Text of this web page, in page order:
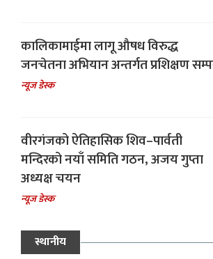
कालिकामाईमा लागू औषध विरुद्ध
जनचेतना अभियान अन्तर्गत प्रशिक्षण
न्यूज डेस्क
वीरगंजको ऐतिहासिक शिव–पार्वती
मन्दिरको नयाँ समिति गठन, अजय गुप्ता
अध्यक्ष चयन
न्यूज डेस्क
स्थानीय